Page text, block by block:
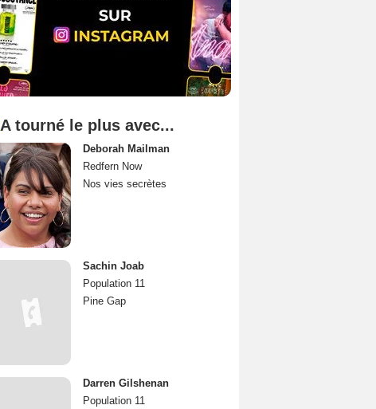
A tourné le plus avec...
Deborah Mailman
Redfern Now
Nos vies secrètes
Sachin Joab
Population 11
Pine Gap
Darren Gilshenan
Population 11